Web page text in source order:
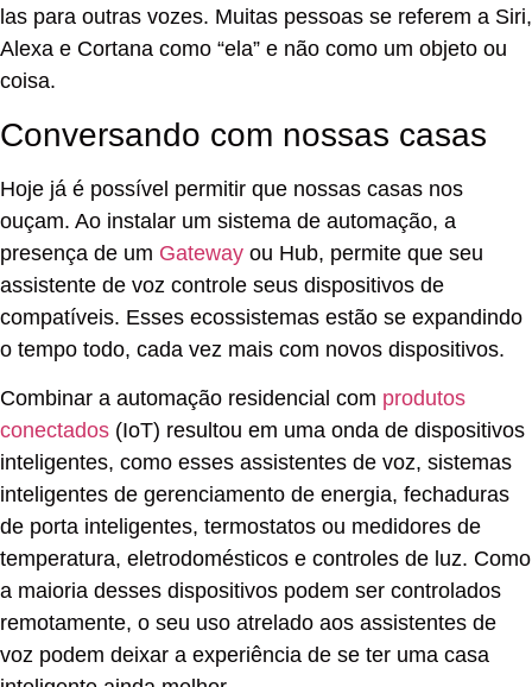
las para outras vozes. Muitas pessoas se referem a Siri,
Alexa e Cortana como “ela” e não como um objeto ou
coisa.
Conversando com nossas casas
Hoje já é possível permitir que nossas casas nos
ouçam. Ao instalar um sistema de automação, a
presença de um Gateway ou Hub, permite que seu
assistente de voz controle seus dispositivos de
compatíveis. Esses ecossistemas estão se expandindo
o tempo todo, cada vez mais com novos dispositivos.
Combinar a automação residencial com produtos
conectados (IoT) resultou em uma onda de dispositivos
inteligentes, como esses assistentes de voz, sistemas
inteligentes de gerenciamento de energia, fechaduras
de porta inteligentes, termostatos ou medidores de
temperatura, eletrodomésticos e controles de luz. Como
a maioria desses dispositivos podem ser controlados
remotamente, o seu uso atrelado aos assistentes de
voz podem deixar a experiência de se ter uma casa